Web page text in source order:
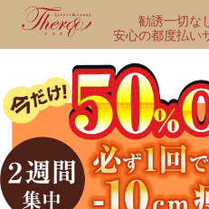
勧誘一切な
安心の都度払い